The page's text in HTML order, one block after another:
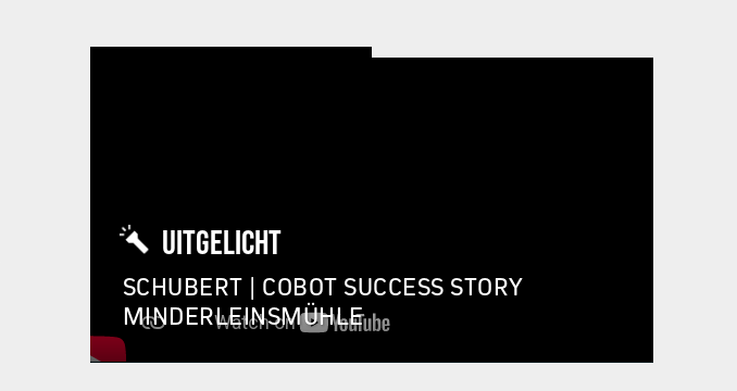
UITGELICHT
SCHUBERT | COBOT SUCCESS STORY
MINDERLEINSMÜHLE